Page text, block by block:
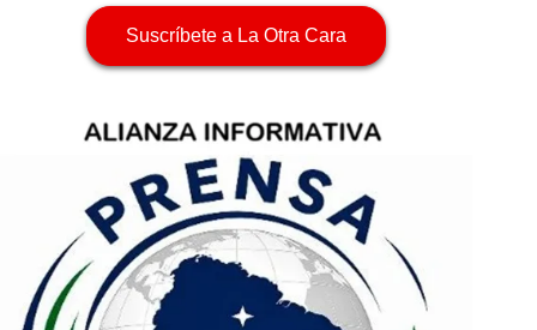
Suscríbete a La Otra Cara